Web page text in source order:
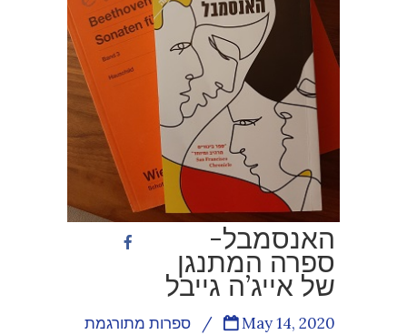
האנסמבל-
ספרה המתנגן
של אייג’ה גייבל
ספרות מתורגמת / May 14, 2020